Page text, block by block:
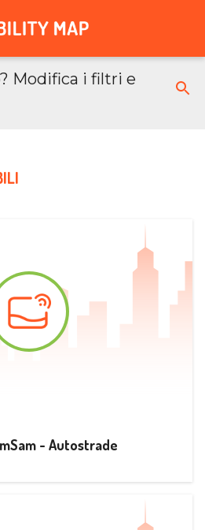
Modifica i filtri e
- Autostrade